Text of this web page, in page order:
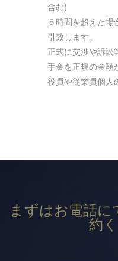
含む)
５時間を超えた
引致します。
正式に交渉や訴訟
手金を正規の金額
役員や従業員個人
まずはお電話
約